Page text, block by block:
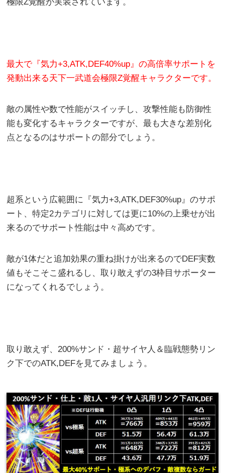
最大で『気力+3,ATK,DEF40%up』の高倍率サポートを
発動出来る天下一武道会極限Z覚醒キャラクターです。
敵の属性や数で性能がスイッチし、攻撃性能も防御性
能も変化するキャラクターですが、最も大きな差別化
点となるのはサポートの部分でしょう。
超系という広範囲に『気力+3,ATK,DEF30%up』のサポ
ート、特定2カテゴリに対しては更に10%の上乗せが出
来るのでサポート性能は中々高めです。
敵が1体だと追加効果の重ね掛けが出来るのでDEF実数
値もそこそこ盛れるし、取り敢えずの3枠目サポーター
になってくれるでしょう。
取り敢えず、200%サンド・超サイヤ人＆臨戦態勢リン
ク下でのATK,DEFを見てみましょう。